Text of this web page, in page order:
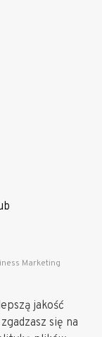
Marketing
jakość
się na